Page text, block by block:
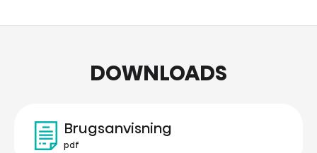
DOWNLOADS
Brugsanvisning
pdf